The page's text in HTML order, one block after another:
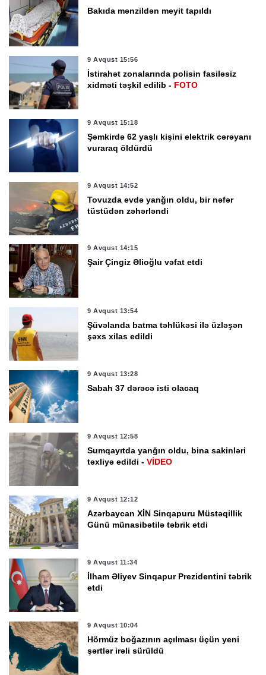
Bakıda mənzildən meyit tapıldı
9 Avqust 15:56
İstirahət zonalarında polisin fasiləsiz
xidməti təşkil edilib - FOTO
9 Avqust 15:18
Şəmkirdə 62 yaşlı kişini elektrik cərəyanı
vuraraq öldürdü
9 Avqust 14:52
Tovuzda evdə yanğın oldu, bir nəfər
tüstüdən zəhərləndi
9 Avqust 14:15
Şair Çingiz Əlioğlu vəfat etdi
9 Avqust 13:54
Şüvəlanda batma təhlükəsi ilə üzləşən
şəxs xilas edildi
9 Avqust 13:28
Sabah 37 dərəcə isti olacaq
9 Avqust 12:58
Sumqayıtda yanğın oldu, bina sakinləri
təxliyə edildi -VİDEO
9 Avqust 12:12
Azərbaycan XİN Sinqapuru Müstəqillik
Günü münasibətilə təbrik etdi
9 Avqust 11:34
İlham Əliyev Sinqapur Prezidentini təbrik
etdi
9 Avqust 10:04
Hörmüz boğazının açılması üçün yeni
şərtlər irəli sürüldü